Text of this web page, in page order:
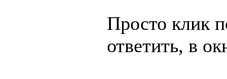
Просто клик
ответить, в